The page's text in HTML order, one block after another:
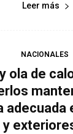
Leer más
NACIONALES
ola de
adecuada